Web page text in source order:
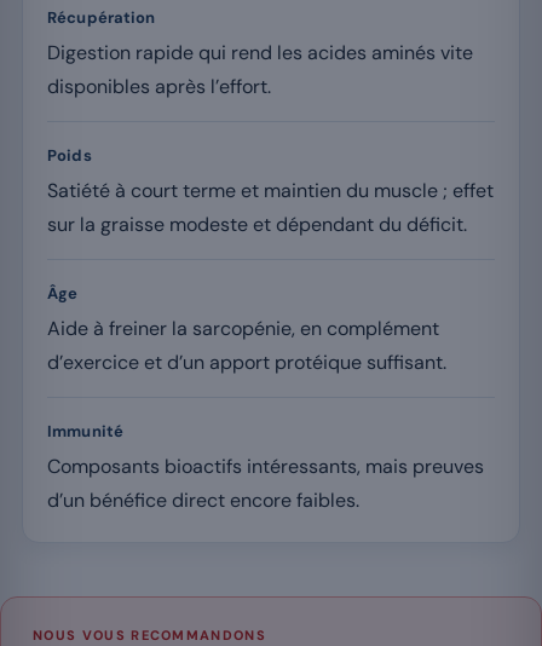
Récupération
Digestion rapide qui rend les acides aminés vite
disponibles après l’effort.
Poids
Satiété à court terme et maintien du muscle ; effet
sur la graisse modeste et dépendant du déficit.
Âge
Aide à freiner la sarcopénie, en complément
d’exercice et d’un apport protéique suffisant.
Immunité
Composants bioactifs intéressants, mais preuves
d’un bénéfice direct encore faibles.
NOUS VOUS RECOMMANDONS